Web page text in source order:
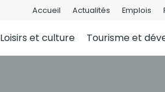
Accueil Actualités Emplois
Loisirs et culture Tourisme et